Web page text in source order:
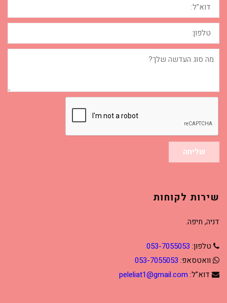
טלפון:
מה
סוג
שליחה
שירות לקוחות
דניה, חיפה.
טלפון: 053-7055053
וואטסאפ: 053-7055053
דוא”ל: peleliat1@gmail.com